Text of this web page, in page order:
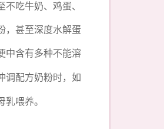
吃牛奶、鸡蛋、
，甚至深度水解蛋
中含有多种不能溶
调配方奶粉时，如
喂养。